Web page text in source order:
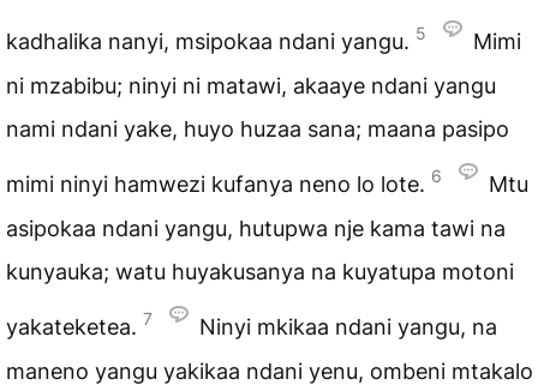
kadhalika nanyi, msipokaa ndani yangu. 5
Mimi
ni mzabibu; ninyi ni matawi, akaaye ndani yangu
nami ndani yake, huyo huzaa sana; maana pasipo
mimi ninyi hamwezi kufanya neno lo lote. 6
Mtu
asipokaa ndani yangu, hutupwa nje kama tawi na
kunyauka; watu huyakusanya na kuyatupa motoni
yakateketea. 7
Ninyi mkikaa ndani yangu, na
maneno yangu yakikaa ndani yenu, ombeni mtakalo